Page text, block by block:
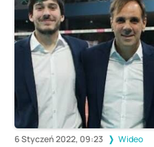
6 Styczeń 2022, 09:23 Wideo